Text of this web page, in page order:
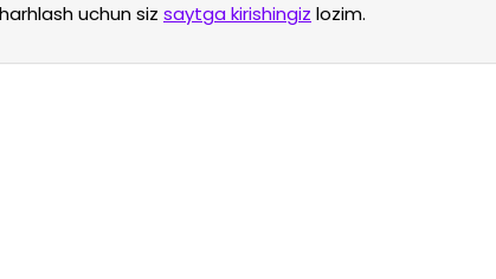
uchun siz saytga kirishingiz lozim.